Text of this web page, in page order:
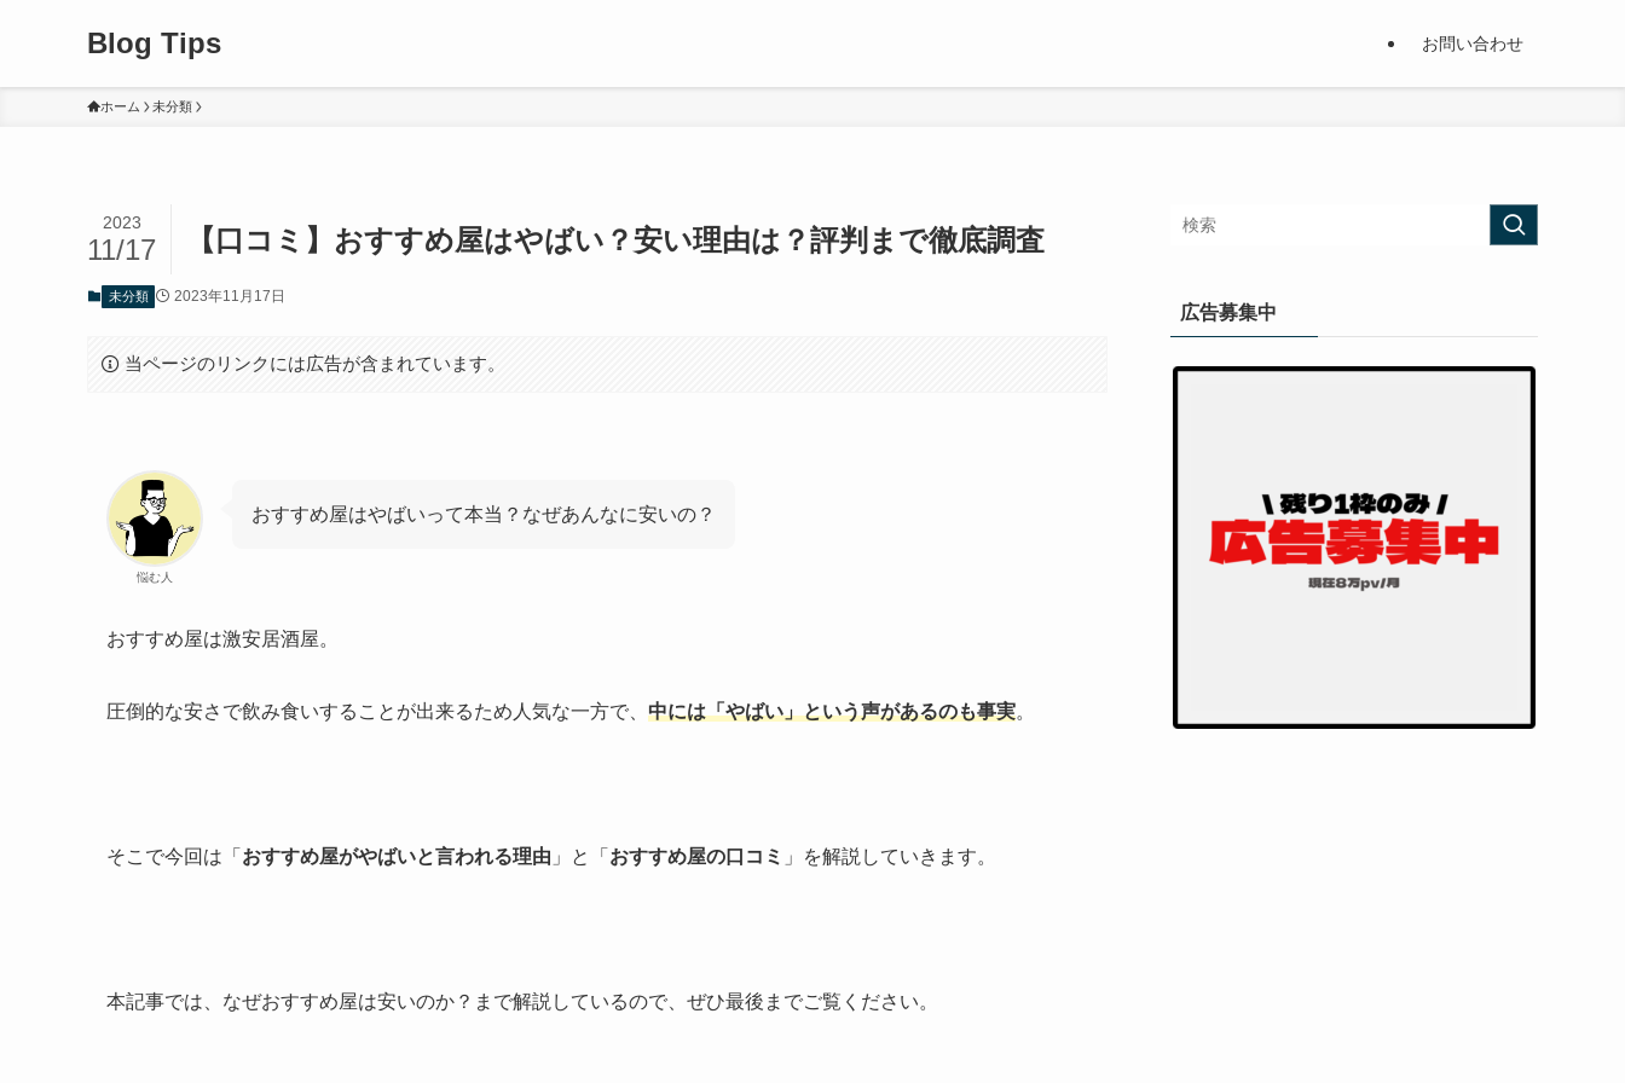
Blog Tips お問い合わせ
ホーム 未分類
【口コミ】おすすめ屋はやばい？安い理由は？評判まで徹底調査
2023
11/17
未分類 2023年11月17日
当ページのリンクには広告が含まれています。
悩む人
おすすめ屋はやばいって本当？なぜあんなに安いの？
おすすめ屋は激安居酒屋。
圧倒的な安さで飲み食いすることが出来るため人気な一方で、 中には「やばい」という声があるのも事実。
そこで今回は「 おすすめ屋がやばいと言われる理由 」と「 おすすめ屋の口コミ 」を解説していきます。
本記事では、なぜおすすめ屋は安いのか？まで解説しているので、ぜひ最後までご覧ください。
広告募集中